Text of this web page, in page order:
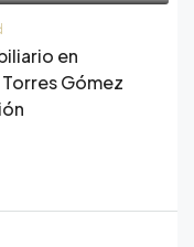
en
Gómez